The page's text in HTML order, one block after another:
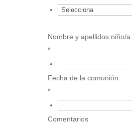
Nombre y apellidos niño/a
*
Fecha de la comunión
*
Comentarios